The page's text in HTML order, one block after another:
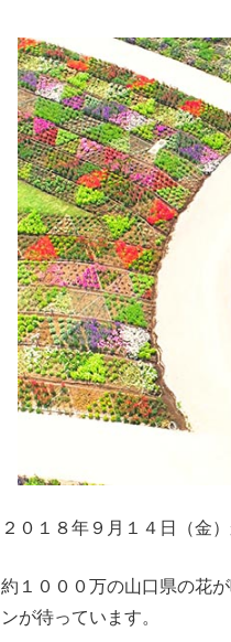
２０１８年９月１４日（金
約１０００万の山口県の花
ンが待っています。